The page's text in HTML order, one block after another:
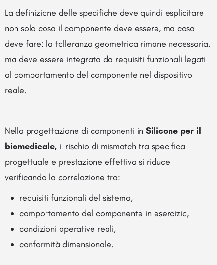
La definizione delle specifiche deve quindi esplicitare
non solo cosa il componente deve essere, ma cosa
deve fare: la tolleranza geometrica rimane necessaria,
ma deve essere integrata da requisiti funzionali legati
al comportamento del componente nel dispositivo
reale.
Nella progettazione di componenti in Silicone per il
biomedicale, il rischio di mismatch tra specifica
progettuale e prestazione effettiva si riduce
verificando la correlazione tra:
requisiti funzionali del sistema,
comportamento del componente in esercizio,
condizioni operative reali,
conformità dimensionale.